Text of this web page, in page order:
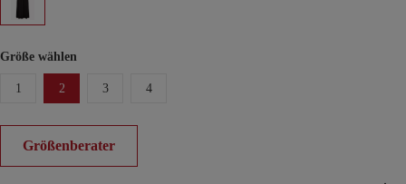
Größe wählen
1 2 3 4
Größenberater